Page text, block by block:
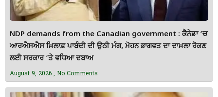
NDP demands from the Canadian government : ਕੈਨੇਡਾ ’ਚ
ਆਰਐਸਐਸ ਖ਼ਿਲਾਫ਼ ਪਾਬੰਦੀ ਦੀ ਉਠੀ ਮੰਗ, ਮੋਹਨ ਭਾਗਵਤ ਦਾ ਦਾਖ਼ਲਾ ਰੋਕਣ
ਲਈ ਸਰਕਾਰ ’ਤੇ ਵਧਿਆ ਦਬਾਅ
August 9, 2026 No Comments